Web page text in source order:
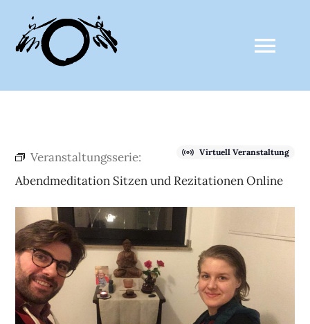
Inhalt
springen
AKTUELLES
MEDIEN
KALENDER
Virtuell Veranstaltung
Veranstaltungsserie:
Abendmeditation Sitzen und Rezitationen Online